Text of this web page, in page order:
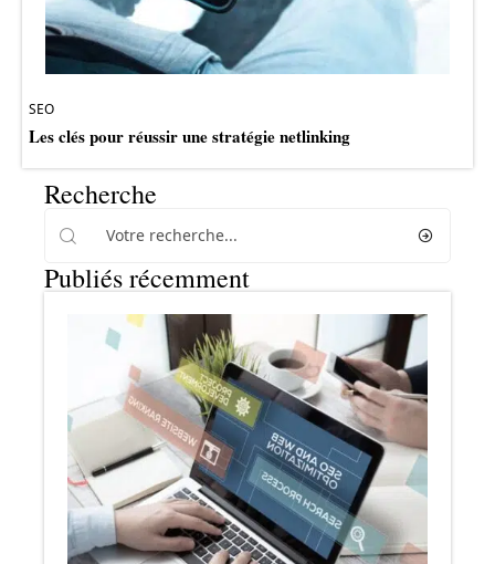
SEO
Les clés pour réussir une stratégie netlinking
Recherche
Publiés récemment